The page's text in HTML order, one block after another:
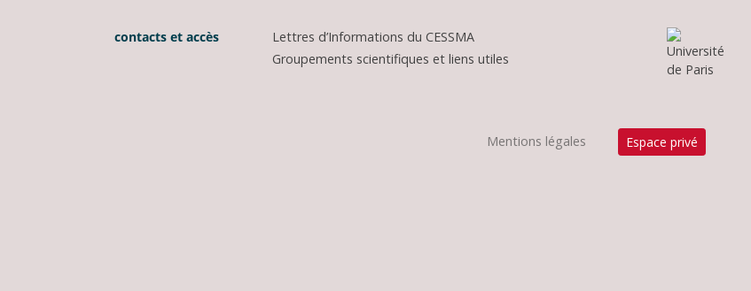
contacts et accès
Lettres d’Informations du CESSMA
Groupements scientifiques et liens utiles
Mentions légales Espace privé